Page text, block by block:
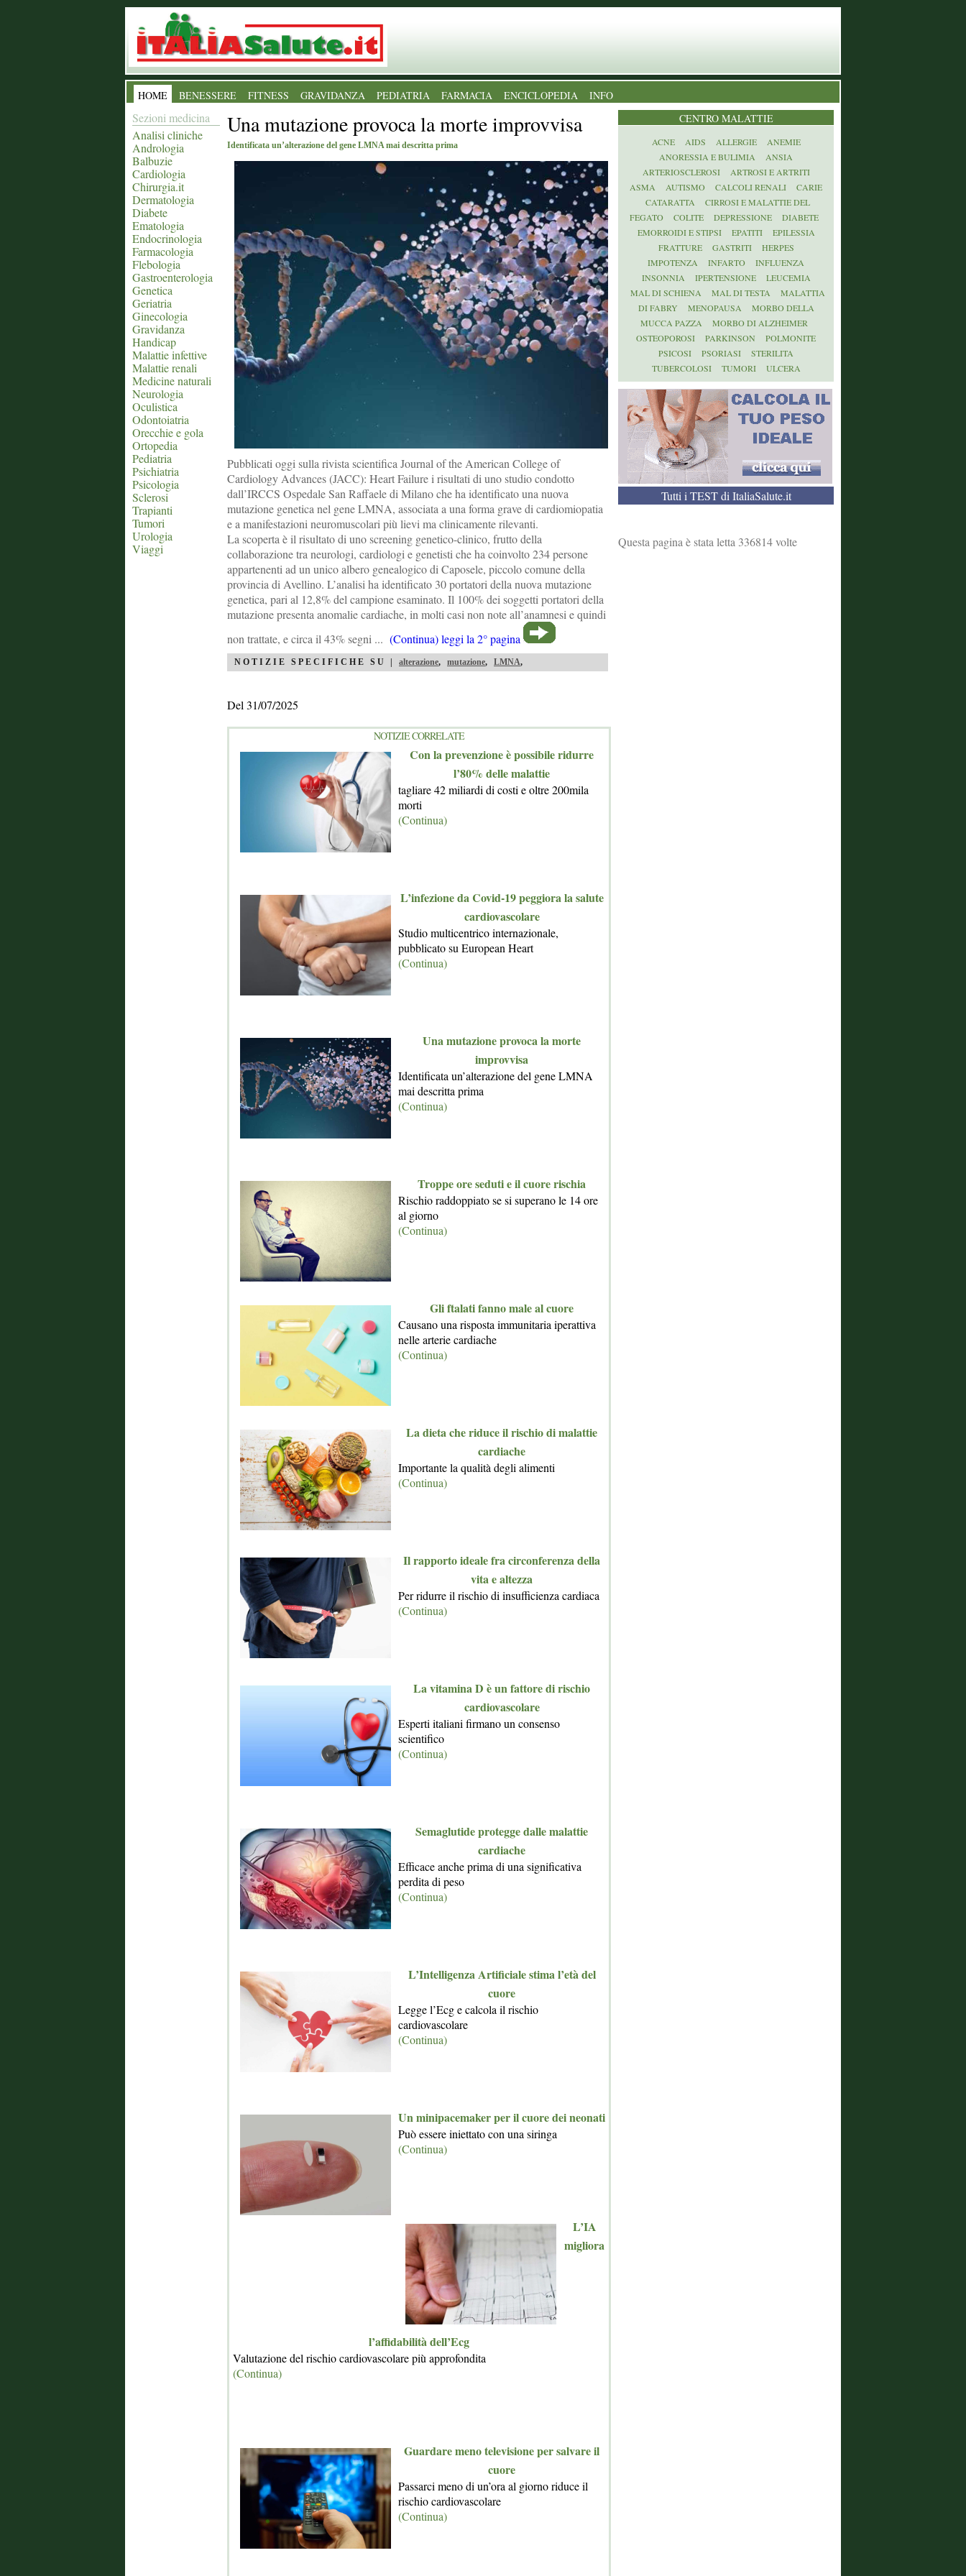
HOME BENESSERE FITNESS GRAVIDANZA PEDIATRIA FARMACIA ENCICLOPEDIA INFO
Sezioni medicina
Analisi cliniche
Andrologia
Balbuzie
Cardiologia
Chirurgia.it
Dermatologia
Diabete
Ematologia
Endocrinologia
Farmacologia
Flebologia
Gastroenterologia
Genetica
Geriatria
Ginecologia
Gravidanza
Handicap
Malattie infettive
Malattie renali
Medicine naturali
Neurologia
Oculistica
Odontoiatria
Orecchie e gola
Ortopedia
Pediatria
Psichiatria
Psicologia
Sclerosi
Trapianti
Tumori
Urologia
Viaggi
Una mutazione provoca la morte improvvisa
Identificata un’alterazione del gene LMNA mai descritta prima
Pubblicati oggi sulla rivista scientifica Journal of the American College of
Cardiology Advances (JACC): Heart Failure i risultati di uno studio condotto
dall’IRCCS Ospedale San Raffaele di Milano che ha identificato una nuova
mutazione genetica nel gene LMNA, associata a una forma grave di cardiomiopatia
e a manifestazioni neuromuscolari più lievi ma clinicamente rilevanti.
La scoperta è il risultato di uno screening genetico-clinico, frutto della
collaborazione tra neurologi, cardiologi e genetisti che ha coinvolto 234 persone
appartenenti ad un unico albero genealogico di Caposele, piccolo comune della
provincia di Avellino. L’analisi ha identificato 30 portatori della nuova mutazione
genetica, pari al 12,8% del campione esaminato. Il 100% dei soggetti portatori della
mutazione presenta anomalie cardiache, in molti casi non note all’anamnesi e quindi
non trattate, e circa il 43% segni ... (Continua) leggi la 2° pagina
NOTIZIE SPECIFICHE SU | alterazione, mutazione, LMNA,
Del 31/07/2025
NOTIZIE CORRELATE
Con la prevenzione è possibile ridurre
l’80% delle malattie
tagliare 42 miliardi di costi e oltre 200mila
morti
(Continua)
L’infezione da Covid-19 peggiora la salute
cardiovascolare
Studio multicentrico internazionale,
pubblicato su European Heart
(Continua)
Una mutazione provoca la morte
improvvisa
Identificata un’alterazione del gene LMNA
mai descritta prima
(Continua)
Troppe ore seduti e il cuore rischia
Rischio raddoppiato se si superano le 14 ore
al giorno
(Continua)
Gli ftalati fanno male al cuore
Causano una risposta immunitaria iperattiva
nelle arterie cardiache
(Continua)
La dieta che riduce il rischio di malattie
cardiache
Importante la qualità degli alimenti
(Continua)
Il rapporto ideale fra circonferenza della
vita e altezza
Per ridurre il rischio di insufficienza cardiaca
(Continua)
La vitamina D è un fattore di rischio
cardiovascolare
Esperti italiani firmano un consenso
scientifico
(Continua)
Semaglutide protegge dalle malattie
cardiache
Efficace anche prima di una significativa
perdita di peso
(Continua)
L’Intelligenza Artificiale stima l’età del
cuore
Legge l’Ecg e calcola il rischio
cardiovascolare
(Continua)
Un minipacemaker per il cuore dei neonati
Può essere iniettato con una siringa
(Continua)
L’IA
migliora
l’affidabilità dell’Ecg
Valutazione del rischio cardiovascolare più approfondita
(Continua)
Guardare meno televisione per salvare il
cuore
Passarci meno di un’ora al giorno riduce il
rischio cardiovascolare
(Continua)
CENTRO MALATTIE
ACNE AIDS ALLERGIE
ANEMIE
ANORESSIA E BULIMIA
ANSIA
ARTERIOSCLEROSI
ARTROSI E ARTRITI
ASMA
AUTISMO CALCOLI RENALI
CARIE
CATARATTA
CIRROSI E MALATTIE DEL
FEGATO
COLITE DEPRESSIONE
DIABETE
EMORROIDI E STIPSI
EPATITI
EPILESSIA
FRATTURE
GASTRITI
HERPES
IMPOTENZA
INFARTO
INFLUENZA
INSONNIA
IPERTENSIONE
LEUCEMIA
MAL DI SCHIENA
MAL DI TESTA
MALATTIA
DI FABRY
MENOPAUSA
MORBO DELLA
MUCCA PAZZA
MORBO DI ALZHEIMER
OSTEOPOROSI
PARKINSON
POLMONITE
PSICOSI
PSORIASI
STERILITA
TUBERCOLOSI
TUMORI ULCERA
Tutti i TEST di ItaliaSalute.it
Questa pagina è stata letta 336814 volte